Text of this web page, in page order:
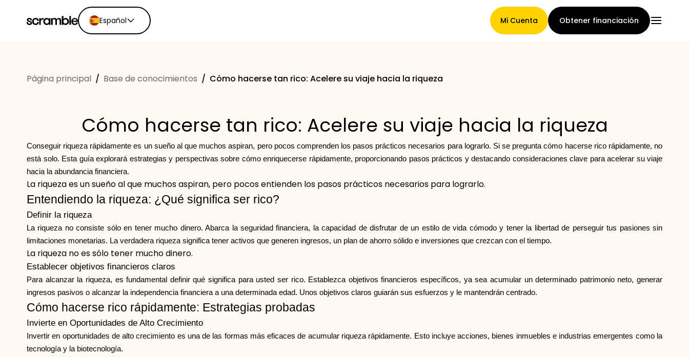
Español
Español
Deutsch
Eesti keel
Mi Cuenta Obtener financiación
Términos de asignación de
reclamaciones
Calculadoras
Historial de Rondas
Página principal / Base de conocimientos / Cómo hacerse tan rico: Acelere su viaje hacia la riqueza
Cómo hacerse tan rico: Acelere su viaje hacia la riqueza
Conseguir riqueza rápidamente es un sueño al que muchos aspiran, pero pocos comprenden los pasos prácticos necesarios para lograrlo. Si se pregunta cómo hacerse rico rápidamente, no
está solo. Esta guía explorará estrategias y perspectivas sobre cómo enriquecerse rápidamente, proporcionando pasos prácticos y destacando consideraciones clave para acelerar su viaje
hacia la abundancia financiera.
La riqueza es un sueño al que muchos aspiran, pero pocos entienden los pasos prácticos necesarios para lograrlo.
Entendiendo la riqueza: ¿Qué significa ser rico?
Definir la riqueza
La riqueza no consiste sólo en tener mucho dinero. Abarca la seguridad financiera, la capacidad de disfrutar de un estilo de vida cómodo y tener la libertad de perseguir tus pasiones sin
limitaciones monetarias. La verdadera riqueza significa tener activos que generen ingresos, un plan de ahorro sólido e inversiones que crezcan con el tiempo.
La riqueza no es sólo tener mucho dinero.
Establecer objetivos financieros claros
Para alcanzar la riqueza, es fundamental definir qué significa para usted ser rico. Establezca objetivos financieros específicos, ya sea acumular un determinado patrimonio neto, generar
ingresos pasivos o alcanzar la independencia financiera a una determinada edad. Unos objetivos claros guiarán sus esfuerzos y le mantendrán centrado.
Cómo hacerse rico rápidamente: Estrategias probadas
Invierte en Oportunidades de Alto Crecimiento
Invertir en oportunidades de alto crecimiento es una de las formas más eficaces de acumular riqueza rápidamente. Esto incluye acciones, bienes inmuebles e industrias emergentes como la
tecnología y la biotecnología.